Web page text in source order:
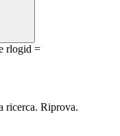
rlogid =
ricerca. Riprova.